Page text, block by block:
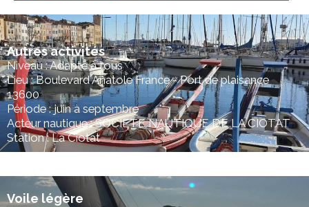
Autres activités
Niveau : Adapté à tous
Lieu : Boulevard Anatole France - Port de plaisance
13600
Période : juin à septembre
Acteur nautique : SOCIETE NAUTIQUE DE LA CIOTAT
Station : La Ciotat
Voile légère